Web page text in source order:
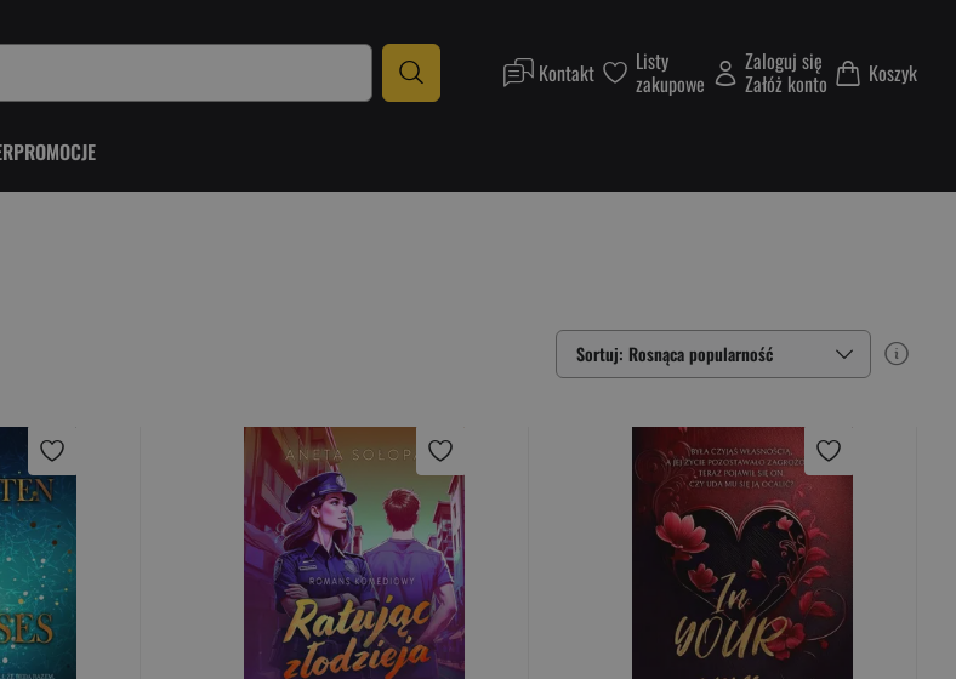
Kontakt Listy
zakupowe
Zaloguj się
Załóż konto Koszyk
PROMOCJE
Sortuj: Rosnąca popularność